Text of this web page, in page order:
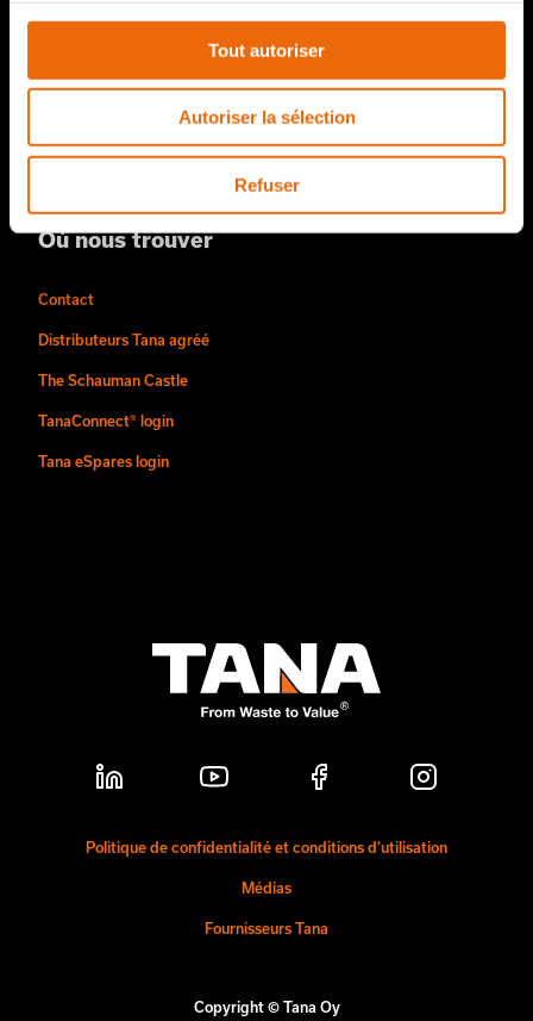
Tout autoriser
Autoriser la sélection
Refuser
L’histoire de Tana
Équipes et carrières
Où nous trouver
Contact
Distributeurs Tana agréé
The Schauman Castle
TanaConnect® login
Tana eSpares login
Politique de confidentialité et conditions d’utilisation
Médias
Fournisseurs Tana
Copyright © Tana Oy